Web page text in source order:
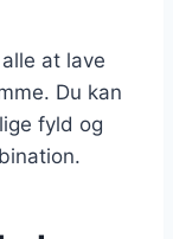
at lave
Du kan
fyld og